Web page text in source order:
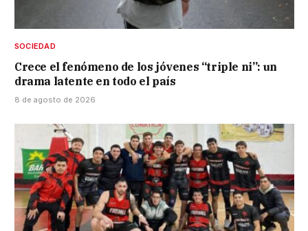
SOCIEDAD
Crece el fenómeno de los jóvenes “triple ni”: un
drama latente en todo el país
8 de agosto de 2026